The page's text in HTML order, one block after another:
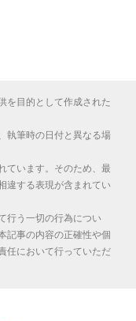
を目的として作成された
執筆時の日付と異なる場
ています。そのため、最
違する表現が含まれてい
行う一切の行為につい
記事の内容の正確性や個
任において行っていただ